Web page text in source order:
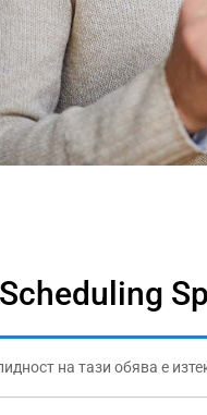
на тази обява е